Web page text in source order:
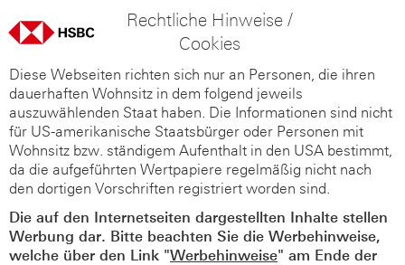
Rechtliche Hinweise /
Cookies
Diese Webseiten richten sich nur an Personen, die ihren
dauerhaften Wohnsitz in dem folgend jeweils
auszuwählenden Staat haben. Die Informationen sind nicht
für US-amerikanische Staatsbürger oder Personen mit
Wohnsitz bzw. ständigem Aufenthalt in den USA bestimmt,
da die aufgeführten Wertpapiere regelmäßig nicht nach
den dortigen Vorschriften registriert worden sind.
Die auf den Internetseiten dargestellten Inhalte stellen
Werbung dar. Bitte beachten Sie die Werbehinweise,
welche über den Link "Werbehinweise" am Ende der